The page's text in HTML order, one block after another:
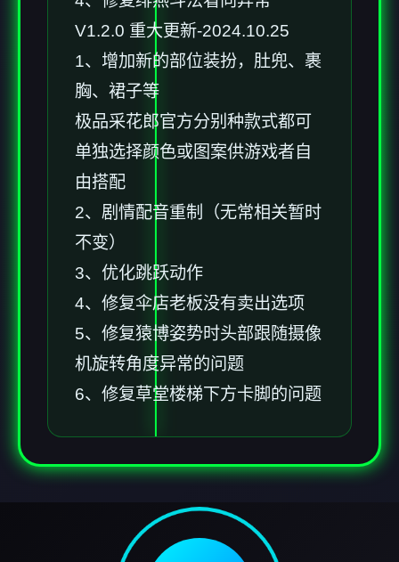
V1.2.0 重大更新-2024.10.25
1、增加新的部位装扮，肚兜、裹
胸、裙子等
极品采花郎官方分别种款式都可
单独选择颜色或图案供游戏者自
由搭配
2、剧情配音重制（无常相关暂时
不变）
3、优化跳跃动作
4、修复伞店老板没有卖出选项
5、修复猿博姿势时头部跟随摄像
机旋转角度异常的问题
6、修复草堂楼梯下方卡脚的问题